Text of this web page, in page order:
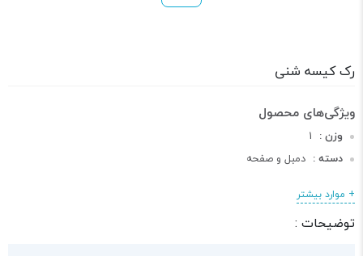
رک کیسه شنی
وزن : 1
دسته : دمبل و صفحه
+ موارد بیشتر
توضیحات :